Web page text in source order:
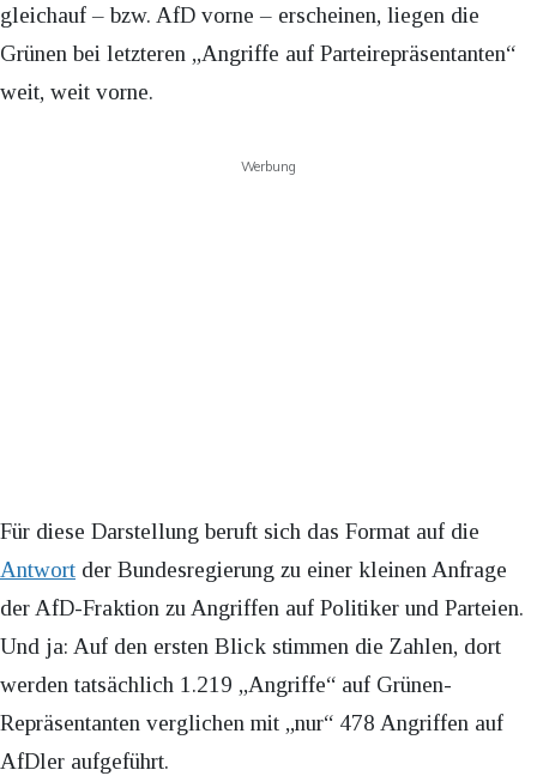
gleichauf – bzw. AfD vorne – erscheinen, liegen die
Grünen bei letzteren „Angriffe auf Parteirepräsentanten“
weit, weit vorne.
Werbung
Für diese Darstellung beruft sich das Format auf die
Antwort der Bundesregierung zu einer kleinen Anfrage
der AfD-Fraktion zu Angriffen auf Politiker und Parteien.
Und ja: Auf den ersten Blick stimmen die Zahlen, dort
werden tatsächlich 1.219 „Angriffe“ auf Grünen-
Repräsentanten verglichen mit „nur“ 478 Angriffen auf
AfDler aufgeführt.